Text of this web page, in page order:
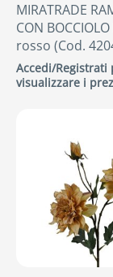
MIRATRADE
CON
rosso (Cod.
Accedi/Registrati
visualizzare i